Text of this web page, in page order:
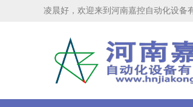
凌晨好，欢迎来到河南嘉控自动化设备